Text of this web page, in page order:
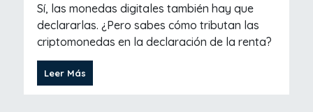
Sí, las monedas digitales también hay que
declararlas. ¿Pero sabes cómo tributan las
criptomonedas en la declaración de la renta?
Leer Más